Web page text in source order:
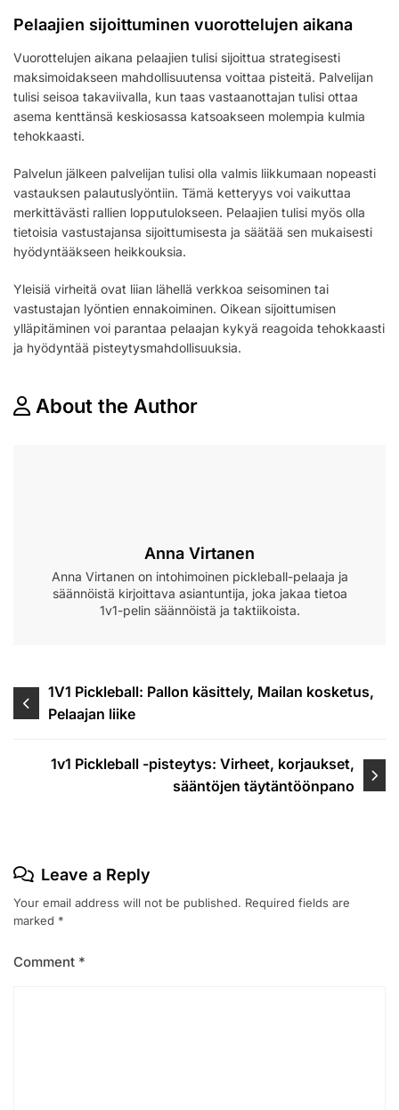
Pelaajien sijoittuminen vuorottelujen aikana
Vuorottelujen aikana pelaajien tulisi sijoittua strategisesti
maksimoidakseen mahdollisuutensa voittaa pisteitä. Palvelijan
tulisi seisoa takaviivalla, kun taas vastaanottajan tulisi ottaa
asema kenttänsä keskiosassa katsoakseen molempia kulmia
tehokkaasti.
Palvelun jälkeen palvelijan tulisi olla valmis liikkumaan nopeasti
vastauksen palautuslyöntiin. Tämä ketteryys voi vaikuttaa
merkittävästi rallien lopputulokseen. Pelaajien tulisi myös olla
tietoisia vastustajansa sijoittumisesta ja säätää sen mukaisesti
hyödyntääkseen heikkouksia.
Yleisiä virheitä ovat liian lähellä verkkoa seisominen tai
vastustajan lyöntien ennakoiminen. Oikean sijoittumisen
ylläpitäminen voi parantaa pelaajan kykyä reagoida tehokkaasti
ja hyödyntää pisteytysmahdollisuuksia.
About the Author
Anna Virtanen
Anna Virtanen on intohimoinen pickleball-pelaaja ja
säännöistä kirjoittava asiantuntija, joka jakaa tietoa
1v1-pelin säännöistä ja taktiikoista.
Post
navigation
1V1 Pickleball: Pallon käsittely, Mailan kosketus,
Pelaajan liike
1v1 Pickleball -pisteytys: Virheet, korjaukset,
sääntöjen täytäntöönpano
Leave a Reply
Your email address will not be published. Required fields are
marked *
Comment *